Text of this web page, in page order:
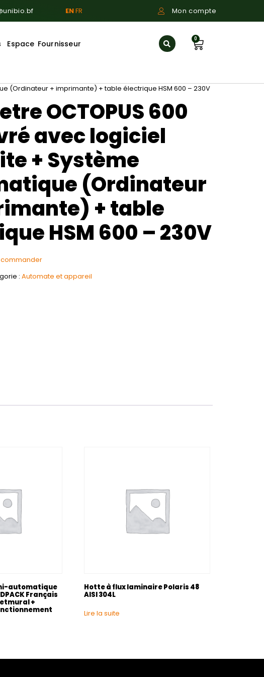
ENFR Mon compte
Espace Fournisseur
0
(Ordinateur + imprimante) + table électrique HSM 600 – 230V
OCTOPUS 600
avec logiciel
+ Système
(Ordinateur
+ table
HSM 600 – 230V
: Automate et appareil
automatique
Français
+
Hotte à flux laminaire Polaris 48
AISI 304L
Lire la suite